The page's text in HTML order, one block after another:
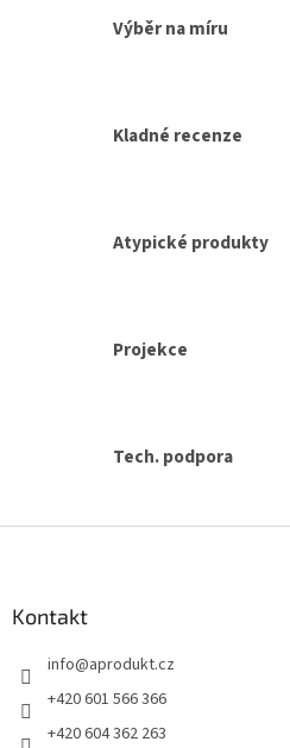
Výběr na míru
Kladné recenze
Atypické produkty
Projekce
Tech. podpora
Kontakt
info@aprodukt.cz
+420 601 566 366
+420 604 362 263